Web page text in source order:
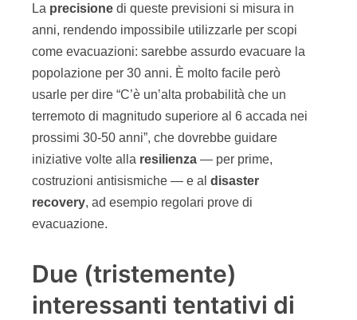
La precisione di queste previsioni si misura in
anni, rendendo impossibile utilizzarle per scopi
come evacuazioni: sarebbe assurdo evacuare la
popolazione per 30 anni. È molto facile però
usarle per dire “C’è un’alta probabilità che un
terremoto di magnitudo superiore al 6 accada nei
prossimi 30-50 anni”, che dovrebbe guidare
iniziative volte alla resilienza — per prime,
costruzioni antisismiche — e al disaster
recovery, ad esempio regolari prove di
evacuazione.
Due (tristemente)
interessanti tentativi di